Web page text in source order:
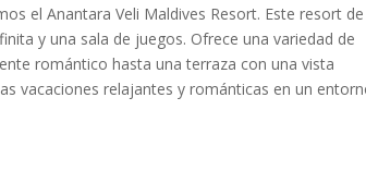
el Anantara Veli Maldives Resort. Este resort
y una sala de juegos. Ofrece una variedad de
romántico hasta una terraza con una vista
vacaciones relajantes y románticas en un